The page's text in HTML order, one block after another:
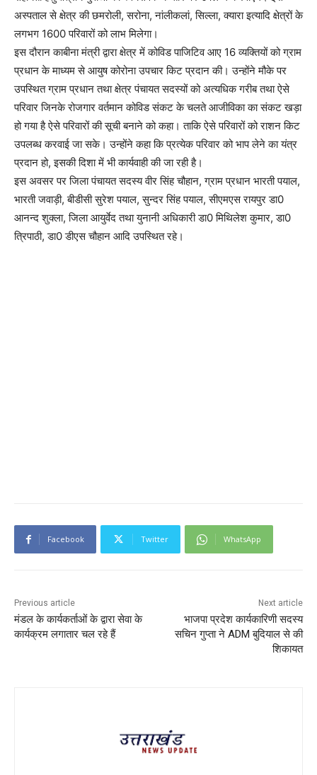
अस्पताल से क्षेत्र की छमरोली, सरोना, नांलीकलां, सिल्ला, क्यारा इत्यादि क्षेत्रों के
लगभग 1600 परिवारों को लाभ मिलेगा।
इस दौरान काबीना मंत्री द्वारा क्षेत्र में कोविड पाजिटिव आए 16 व्यक्तियों को ग्राम
प्रधान के माध्यम से आयुष कोरोना उपचार किट प्रदान की। उन्होंने मौके पर
उपस्थित ग्राम प्रधान तथा क्षेत्र पंचायत सदस्यों को अत्यधिक गरीब तथा ऐसे
परिवार जिनके रोजगार वर्तमान कोविड संकट के चलते आजीविका का संकट खड़ा
हो गया है ऐसे परिवारों की सूची बनाने को कहा। ताकि ऐसे परिवारों को राशन किट
उपलब्ध करवाई जा सके। उन्होंने कहा कि प्रत्येक परिवार को भाप लेने का यंत्र
प्रदान हो, इसकी दिशा में भी कार्यवाही की जा रही है।
इस अवसर पर जिला पंचायत सदस्य वीर सिंह चौहान, ग्राम प्रधान भारती पयाल,
भारती जवाड़ी, बीडीसी सुरेश पयाल, सुन्दर सिंह पयाल, सीएमएस रायपुर डा0
आनन्द शुक्ला, जिला आयुर्वेद तथा युनानी अधिकारी डा0 मिथिलेश कुमार, डा0
त्रिपाठी, डा0 डीएस चौहान आदि उपस्थित रहे।
Facebook Twitter WhatsApp
Previous article
मंडल के कार्यकर्ताओं के द्वारा सेवा के
कार्यक्रम लगातार चल रहे हैं
Next article
भाजपा प्रदेश कार्यकारिणी सदस्य
सचिन गुप्ता ने ADM बुदियाल से की
शिकायत